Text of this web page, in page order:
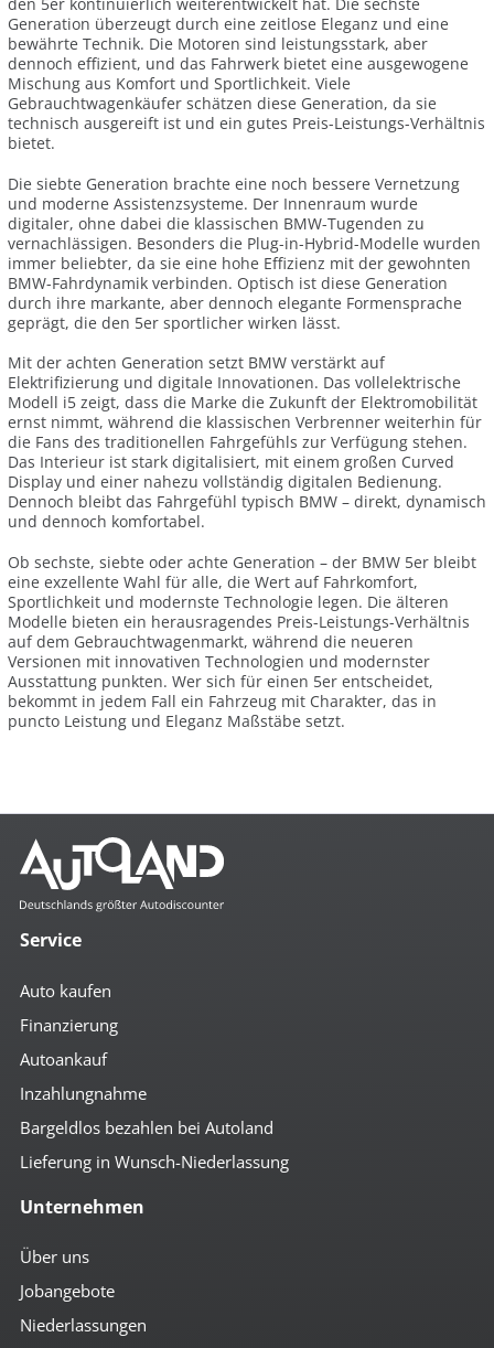
den 5er kontinuierlich weiterentwickelt hat. Die sechste
Generation überzeugt durch eine zeitlose Eleganz und eine
bewährte Technik. Die Motoren sind leistungsstark, aber
dennoch effizient, und das Fahrwerk bietet eine ausgewogene
Mischung aus Komfort und Sportlichkeit. Viele
Gebrauchtwagenkäufer schätzen diese Generation, da sie
technisch ausgereift ist und ein gutes Preis-Leistungs-Verhältnis
bietet.
Die siebte Generation brachte eine noch bessere Vernetzung
und moderne Assistenzsysteme. Der Innenraum wurde
digitaler, ohne dabei die klassischen BMW-Tugenden zu
vernachlässigen. Besonders die Plug-in-Hybrid-Modelle wurden
immer beliebter, da sie eine hohe Effizienz mit der gewohnten
BMW-Fahrdynamik verbinden. Optisch ist diese Generation
durch ihre markante, aber dennoch elegante Formensprache
geprägt, die den 5er sportlicher wirken lässt.
Mit der achten Generation setzt BMW verstärkt auf
Elektrifizierung und digitale Innovationen. Das vollelektrische
Modell i5 zeigt, dass die Marke die Zukunft der Elektromobilität
ernst nimmt, während die klassischen Verbrenner weiterhin für
die Fans des traditionellen Fahrgefühls zur Verfügung stehen.
Das Interieur ist stark digitalisiert, mit einem großen Curved
Display und einer nahezu vollständig digitalen Bedienung.
Dennoch bleibt das Fahrgefühl typisch BMW – direkt, dynamisch
und dennoch komfortabel.
Ob sechste, siebte oder achte Generation – der BMW 5er bleibt
eine exzellente Wahl für alle, die Wert auf Fahrkomfort,
Sportlichkeit und modernste Technologie legen. Die älteren
Modelle bieten ein herausragendes Preis-Leistungs-Verhältnis
auf dem Gebrauchtwagenmarkt, während die neueren
Versionen mit innovativen Technologien und modernster
Ausstattung punkten. Wer sich für einen 5er entscheidet,
bekommt in jedem Fall ein Fahrzeug mit Charakter, das in
puncto Leistung und Eleganz Maßstäbe setzt.
Service
Auto kaufen
Finanzierung
Autoankauf
Inzahlungnahme
Bargeldlos bezahlen bei Autoland
Lieferung in Wunsch-Niederlassung
Unternehmen
Über uns
Jobangebote
Niederlassungen